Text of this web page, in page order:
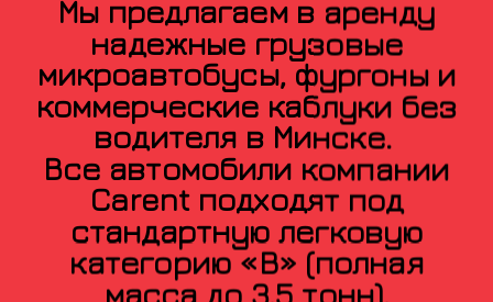
Мы предлагаем в аренду
надежные грузовые
микроавтобусы, фургоны и
коммерческие каблуки без
водителя в Минске.
Все автомобили компании
Carent подходят под
стандартную легковую
категорию «B» (полная